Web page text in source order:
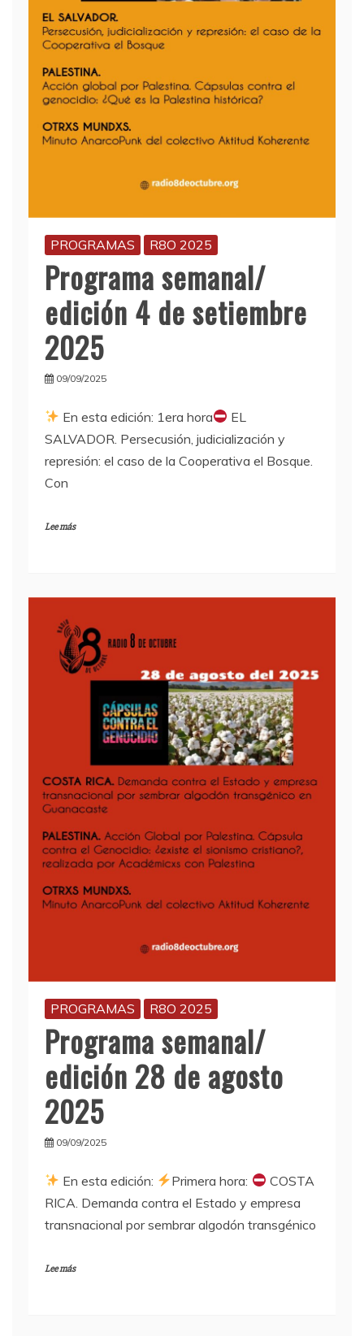
PROGRAMAS R8O 2025
Programa semanal/
edición 4 de setiembre
2025
09/09/2025
En esta edición: 1era hora
EL
SALVADOR. Persecusión, judicialización y
represión: el caso de la Cooperativa el Bosque.
Con
Lee más
PROGRAMAS R8O 2025
Programa semanal/
edición 28 de agosto
2025
09/09/2025
En esta edición: Primera hora:
COSTA
RICA. Demanda contra el Estado y empresa
transnacional por sembrar algodón transgénico
Lee más